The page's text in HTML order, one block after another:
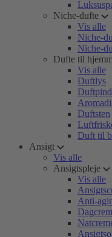
Niche-dufte
Vis alle
Niche-
Niche-
Dufte til
Vis alle
Duftlys
Duftsten
Duft til
Ansigt
Vis alle
Ansigtspleje
Vis alle
Anti-